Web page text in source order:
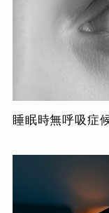
睡眠時無呼吸症